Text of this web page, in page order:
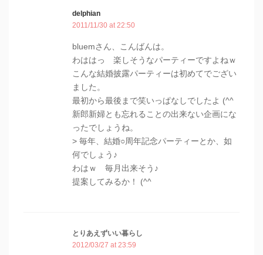
delphian
2011/11/30 at 22:50
bluemさん、こんばんは。
わははっ 楽しそうなパーティーですよねｗ
こんな結婚披露パーティーは初めてでござい
ました。
最初から最後まで笑いっぱなしでしたよ (^^
新郎新婦とも忘れることの出来ない企画にな
ったでしょうね。
> 毎年、結婚○周年記念パーティーとか、如
何でしょう♪
わはｗ 毎月出来そう♪
提案してみるか！ (^^
とりあえずいい暮らし
2012/03/27 at 23:59